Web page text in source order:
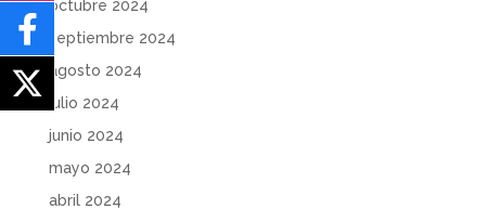
octubre 2024
septiembre 2024
agosto 2024
julio 2024
junio 2024
mayo 2024
abril 2024